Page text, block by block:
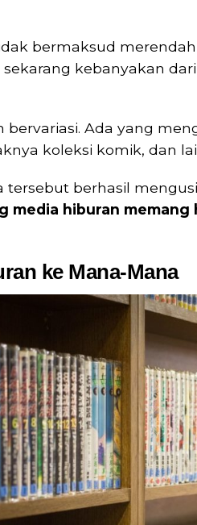
bermaksud
kebanyakan
bervariasi. Ada yang
koleksi komik, dan
tersebut berhasil
media hiburan
ke Mana-Mana